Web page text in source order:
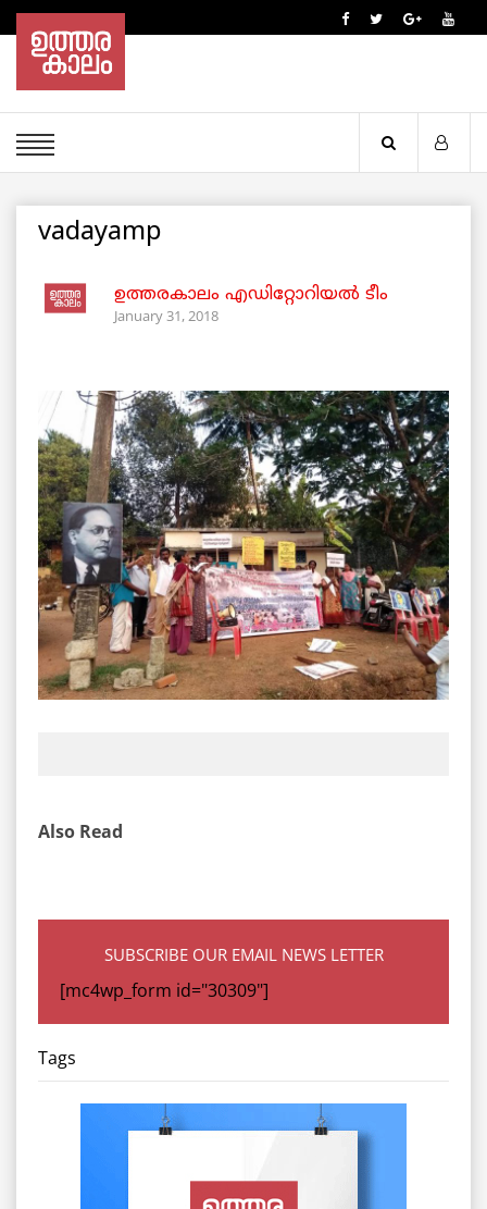
vadayamp
ഉത്തരകാലം എഡിറ്റോറിയല്‍ ടീം
January 31, 2018
Also Read
SUBSCRIBE OUR EMAIL NEWS LETTER
[mc4wp_form id="30309"]
Tags